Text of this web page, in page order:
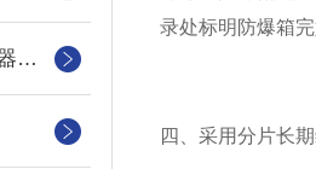
防爆开关、按钮电器系列
录处标明防爆箱
四、采用分片长